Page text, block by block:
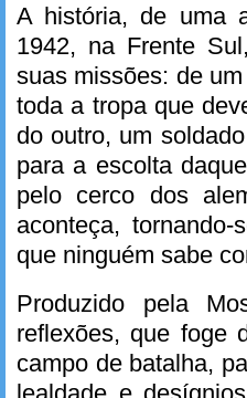
A história, de uma
1942, na Frente
suas missões: de
toda a tropa que
do outro, um
para a escolta
pelo cerco dos
aconteça,
que ninguém sabe
Produzido pela
reflexões, que foge
campo de batalha,